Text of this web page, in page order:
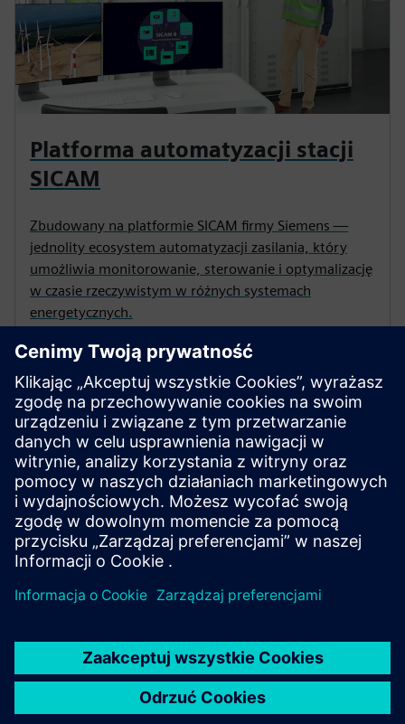
Platforma automatyzacji stacji
SICAM
Zbudowany na platformie SICAM firmy Siemens —
jednolity ecosystem automatyzacji zasilania, który
umożliwia monitorowanie, sterowanie i optymalizację
w czasie rzeczywistym w różnych systemach
energetycznych.
Pozostań niezależny od sieci publicznej i generuj
przychody, odprowadzając nadmiar energii.